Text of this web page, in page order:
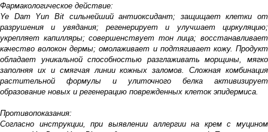
Фармакологическое действие:
Ye Dam Yun Bit сильнейший антиоксидант; защищает клетки от
разрушения и увядания; регенерирует и улучшает циркуляцию;
укрепляет капилляры; совершенствует тон лица; восстанавливает
качество волокон дермы; омолаживает и подтягивает кожу. Продукт
обладает уникальной способностью разглаживать морщины, мягко
заполняя их и смягчая линии кожных заломов. Сложная комбинация
растительной формулы и улиточного белка активизирует
образование новых и регенерацию поврежденных клеток эпидермиса.
Противопоказания:
Согласно инструкции, при выявлении аллергии на крем с муцином